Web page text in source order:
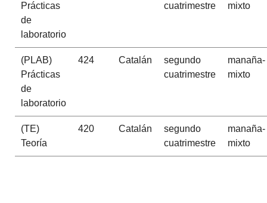
Prácticas
de
laboratorio
cuatrimestre
mixto
(PLAB)
Prácticas
de
laboratorio
424 Catalán
segundo
cuatrimestre
manaña-
mixto
(TE)
Teoría
420 Catalán
segundo
cuatrimestre
manaña-
mixto